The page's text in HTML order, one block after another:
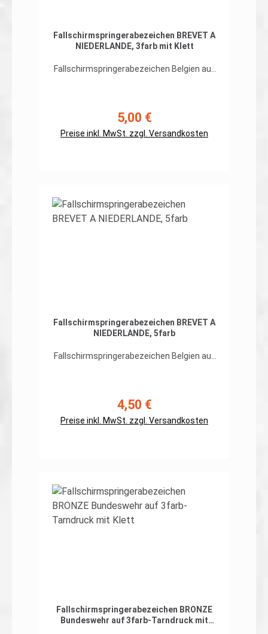
Fallschirmspringerabezeichen BREVET A
NIEDERLANDE, 3farb mit Klett
Fallschirmspringerabezeichen Belgien auf
Rückseite Abmessungen: ca. 100 x 55mm
Preis gilt für ein Patch. Erhältlich auch
ohne Klett auf der Rückseite
Regulärer Preis:
5,00 €
Preise inkl. MwSt. zzgl. Versandkosten
In den Warenkorb
Fallschirmspringerabezeichen BREVET A
NIEDERLANDE, 5farb
Fallschirmspringerabezeichen Belgien auf
auch mit Klett auf der Rückseite
Regulärer Preis:
4,50 €
Preise inkl. MwSt. zzgl. Versandkosten
In den Warenkorb
Fallschirmspringerabezeichen BRONZE
Bundeswehr auf 3farb-Tarndruck mit